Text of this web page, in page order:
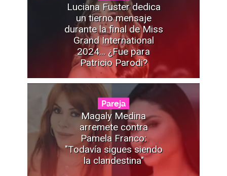
Luciana Fuster dedica
un tierno mensaje
durante la final de Miss
Grand International
2024... ¿Fue para
Patricio Parodi?
Pareja
Magaly Medina
arremete contra
Pamela Franco:
"Todavía sigues siendo
la clandestina"